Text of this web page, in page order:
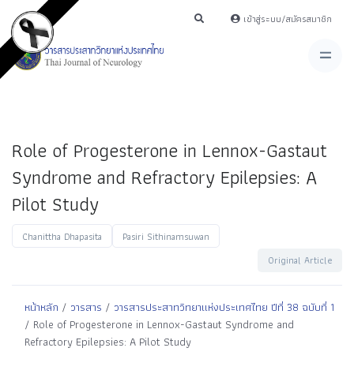
เข้าสู่ระบบ/สมัครสมาชิก
Role of Progesterone in Lennox-Gastaut
Syndrome and Refractory Epilepsies: A
Pilot Study
Chanittha Dhapasita
Pasiri Sithinamsuwan
Original Article
หน้าหลัก / วารสาร / วารสารประสาทวิทยาแห่งประเทศไทย ปีที่ 38 ฉบับที่ 1
/ Role of Progesterone in Lennox-Gastaut Syndrome and
Refractory Epilepsies: A Pilot Study